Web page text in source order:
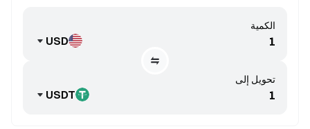
تحويل إلى
USDT
الكمية
USD